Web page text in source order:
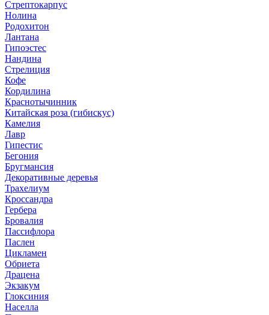
Стрептокарпус
Нолина
Родохитон
Лантана
Гипоэстес
Нандина
Стрелиция
Кофе
Кордилина
Краснотычинник
Китайская роза (гибискус)
Камелия
Лавр
Гипестис
Бегония
Бругмансия
Декоративные деревья
Трахелиум
Кроссандра
Гербера
Бровалия
Пассифлора
Паслен
Цикламен
Обриета
Драцена
Экзакум
Глоксиния
Населла